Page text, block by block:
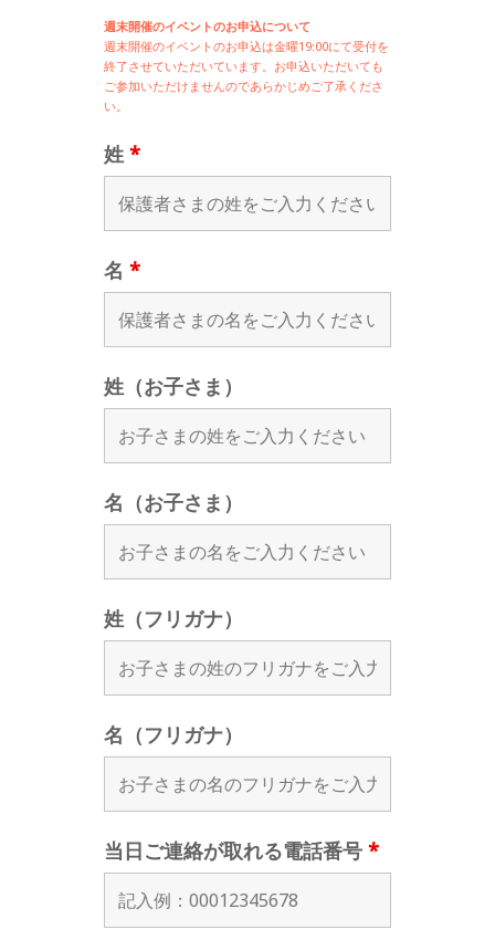
週末開催のイベントのお申込について
週末開催のイベントのお申込は金曜19:00にて受付を
終了させていただいています。お申込いただいても
ご参加いただけませんのであらかじめご了承くださ
い。
姓 *
名 *
姓（お子さま）
名（お子さま）
姓（フリガナ）
名（フリガナ）
当日ご連絡が取れる電話番号 *